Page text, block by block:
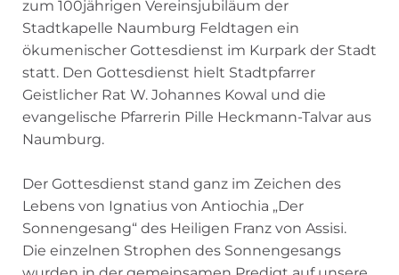
zum 100jährigen Vereinsjubiläum der
Stadtkapelle Naumburg Feldtagen ein
ökumenischer Gottesdienst im Kurpark der Stadt
statt. Den Gottesdienst hielt Stadtpfarrer
Geistlicher Rat W. Johannes Kowal und die
evangelische Pfarrerin Pille Heckmann-Talvar aus
Naumburg.
Der Gottesdienst stand ganz im Zeichen des
Lebens von Ignatius von Antiochia „Der
Sonnengesang“ des Heiligen Franz von Assisi.
Die einzelnen Strophen des Sonnengesangs